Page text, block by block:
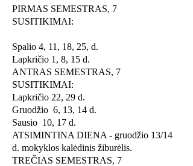
PIRMAS SEMESTRAS, 7
SUSITIKIMAI:
Spalio 4, 11, 18, 25, d.
Lapkričio 1, 8, 15 d.
ANTRAS SEMESTRAS, 7
SUSITIKIMAI:
Lapkričio 22, 29 d.
Gruodžio 6, 13, 14 d.
Sausio 10, 17 d.
ATSIMINTINA DIENA - gruodžio 13/14
d. mokyklos kalėdinis žiburėlis.
TREČIAS SEMESTRAS, 7